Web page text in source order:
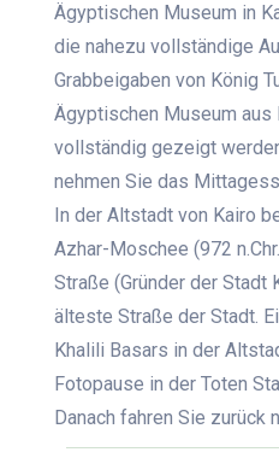
Ägyptischen Museum in
die nahezu vollständige
Grabbeigaben von König
Ägyptischen Museum aus
vollständig gezeigt
nehmen Sie das
In der Altstadt von Kairo
Azhar-Moschee (972
Straße (Gründer der Stadt
älteste Straße der Stadt.
Khalili Basars in der
Fotopause in der Toten
Danach fahren Sie zurück